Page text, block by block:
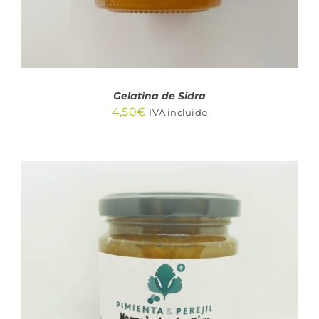
Gelatina de Sidra
4,50€ IVA incluido
AÑADIR AL CARRITO